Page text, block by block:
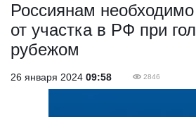
Россиянам необходимо
от участка в РФ при
рубежом
26 января 2024 09:58 2846